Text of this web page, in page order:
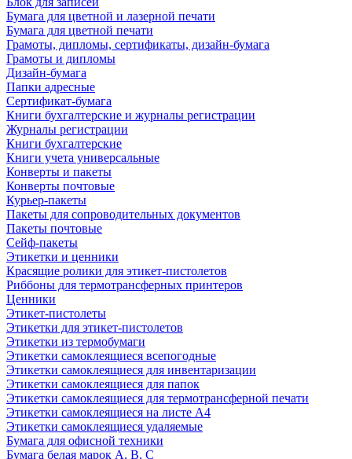
Бумага для цветной и лазерной печати
Бумага для цветной печати
Грамоты, дипломы, сертификаты, дизайн-бумага
Грамоты и дипломы
Дизайн-бумага
Папки адресные
Сертификат-бумага
Книги бухгалтерские и журналы регистрации
Журналы регистрации
Книги бухгалтерские
Книги учета универсальные
Конверты и пакеты
Конверты почтовые
Курьер-пакеты
Пакеты для сопроводительных документов
Пакеты почтовые
Сейф-пакеты
Этикетки и ценники
Красящие ролики для этикет-пистолетов
Риббоны для термотрансферных принтеров
Ценники
Этикет-пистолеты
Этикетки для этикет-пистолетов
Этикетки из термобумаги
Этикетки самоклеящиеся всепогодные
Этикетки самоклеящиеся для инвентаризации
Этикетки самоклеящиеся для папок
Этикетки самоклеящиеся для термотрансферной печати
Этикетки самоклеящиеся на листе А4
Этикетки самоклеящиеся удаляемые
Бумага для офисной техники
Бумага белая марок А, В, С